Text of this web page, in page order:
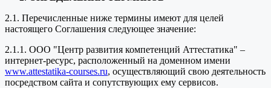
2.1. Перечисленные ниже термины имеют для целей
настоящего Соглашения следующее значение:
2.1.1. ООО "Центр развития компетенций Аттестатика" –
интернет-ресурс, расположенный на доменном имени
www.attestatika-courses.ru, осуществляющий свою деятельность
посредством сайта и сопутствующих ему сервисов.